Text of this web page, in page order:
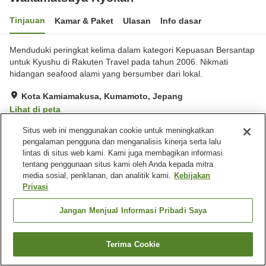
Tinjauan Kamar & Paket Ulasan Info dasar
Menduduki peringkat kelima dalam kategori Kepuasan Bersantap
untuk Kyushu di Rakuten Travel pada tahun 2006. Nikmati
hidangan seafood alami yang bersumber dari lokal.
Kota Kamiamakusa, Kumamoto, Jepang
Lihat di peta
Hebat Ulasan:68
Fasilitas properti
Tempat parkir
Aula perjamuan
Ruang karaoke
Beranda Jepang Kumamoto
Kota Kamiamakusa
Wakamatsuya Ryokan
Cari kamar
Situs web ini menggunakan cookie untuk meningkatkan
pengalaman pengguna dan menganalisis kinerja serta lalu
lintas di situs web kami. Kami juga membagikan informasi
tentang penggunaan situs kami oleh Anda kepada mitra
media sosial, periklanan, dan analitik kami. Kebijakan
Privasi
Jangan Menjual Informasi Pribadi Saya
Terima Cookie